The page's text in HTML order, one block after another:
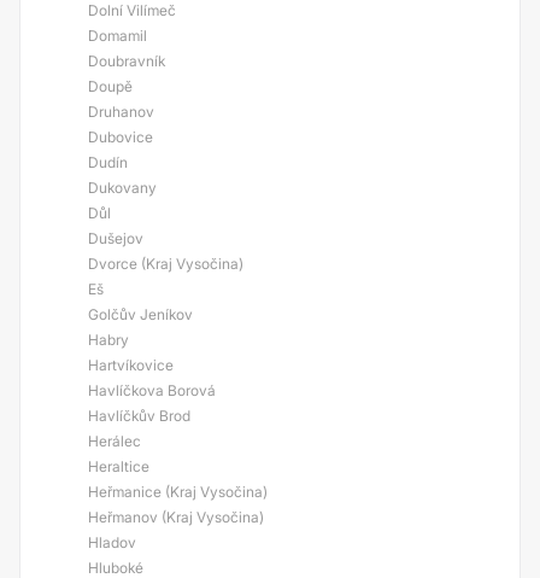
Dolní Vilímeč
Domamil
Doubravník
Doupě
Druhanov
Dubovice
Dudín
Dukovany
Důl
Dušejov
Dvorce (Kraj Vysočina)
Eš
Golčův Jeníkov
Habry
Hartvíkovice
Havlíčkova Borová
Havlíčkův Brod
Herálec
Heraltice
Heřmanice (Kraj Vysočina)
Heřmanov (Kraj Vysočina)
Hladov
Hluboké